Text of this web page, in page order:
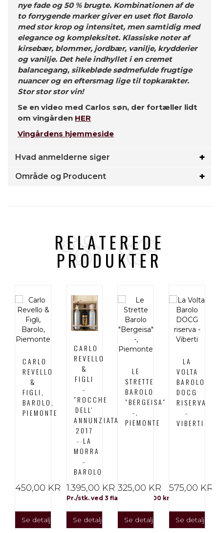
nye fade og 50 % brugte. Kombinationen af de
to forrygende marker giver en uset flot Barolo
med stor krop og intensitet, men samtidig med
elegance og kompleksitet. Klassiske noter af
kirsebær, blommer, jordbær, vanilje, krydderier
og vanilje. Det hele indhyllet i en cremet
balancegang, silkebløde sødmefulde frugtige
nuancer og en eftersmag lige til topkarakter.
Stor stor stor vin!
Se en video med Carlos søn, der fortæller lidt
om vingården HER
Vingårdens hjemmeside
Hvad anmelderne siger
Område og Producent
RELATEREDE
PRODUKTER
CARLO
REVELLO
&
FIGLI,
BAROLO,
PIEMONTE
450,00 KR
Se detaljer
CARLO
REVELLO
&
FIGLI
-
"ROCCHE
DELL'
ANNUNZIATA"
2017
- LA
MORRA
-
BAROLO
1.395,00 KR
Pr./stk. ved 3 flasker: 1.285,00 kr
Se detaljer
LE
STRETTE
BAROLO
"BERGEISA"
-,
PIEMONTE
325,00 KR
Se detaljer
LA
VOLTA
BAROLO
DOCG
RISERVA
-
VIBERTI
575,00 KR
Se detaljer